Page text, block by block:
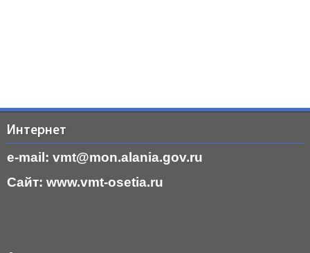
Интернет
e-mail: vmt@mon.alania.gov.ru
Cайт: www.vmt-osetia.ru